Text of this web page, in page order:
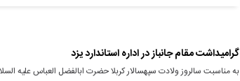
گرامیداشت مقام جانباز در اداره استاندارد یزد
به مناسبت سالروز ولادت سپهسالار کربلا حضرت ابالفضل العباس علیه